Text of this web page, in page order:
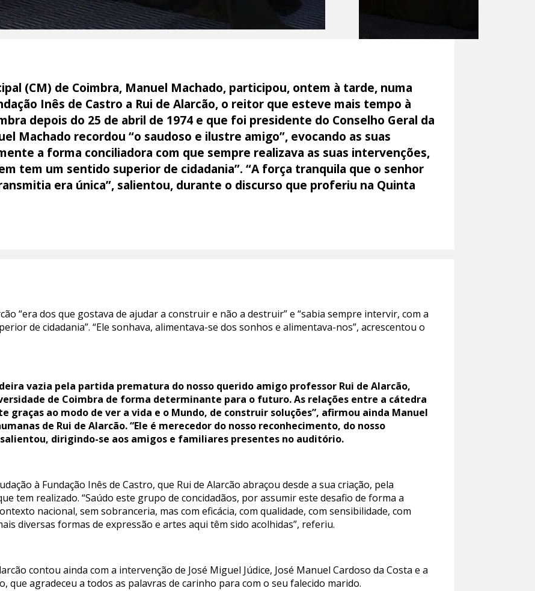
(CM) de Coimbra, Manuel Machado, participou, ontem à tarde, numa
Inês de Castro a Rui de Alarcão, o reitor que esteve mais tempo à
depois do 25 de abril de 1974 e que foi presidente do Conselho Geral da
Machado recordou “o saudoso e ilustre amigo”, evocando as suas
a forma conciliadora com que sempre realizava as suas intervenções,
tem um sentido superior de cidadania”. “A força tranquila que o senhor
era única”, salientou, durante o discurso que proferiu na Quinta
“era dos que gostava de ajudar a construir e não a destruir” e “sabia sempre intervir, com a
de cidadania”. “Ele sonhava, alimentava-se dos sonhos e alimentava-nos”, acrescentou o
vazia pela partida prematura do nosso querido amigo professor Rui de Alarcão,
de Coimbra de forma determinante para o futuro. As relações entre a cátedra
graças ao modo de ver a vida e o Mundo, de construir soluções”, afirmou ainda Manuel
de Rui de Alarcão. “Ele é merecedor do nosso reconhecimento, do nosso
dirigindo-se aos amigos e familiares presentes no auditório.
à Fundação Inês de Castro, que Rui de Alarcão abraçou desde a sua criação, pela
tem realizado. “Saúdo este grupo de concidadãos, por assumir este desafio de forma a
nacional, sem sobranceria, mas com eficácia, com qualidade, com sensibilidade, com
diversas formas de expressão e artes aqui têm sido acolhidas”, referiu.
contou ainda com a intervenção de José Miguel Júdice, José Manuel Cardoso da Costa e a
que agradeceu a todos as palavras de carinho para com o seu falecido marido.